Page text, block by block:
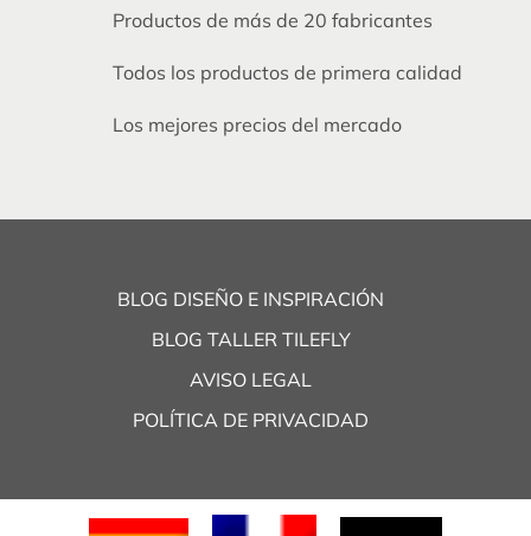
Productos de más de 20 fabricantes
Todos los productos de primera calidad
Los mejores precios del mercado
BLOG DISEÑO E INSPIRACIÓN
BLOG TALLER TILEFLY
AVISO LEGAL
POLÍTICA DE PRIVACIDAD